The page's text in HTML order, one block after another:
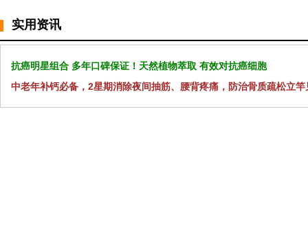
实用资讯
抗癌明星组合 多年口碑保证！天然植物萃取 有效对抗癌细胞
中老年补钙必备，2星期消除夜间抽筋、腰背疼痛，防治骨质疏松立竿